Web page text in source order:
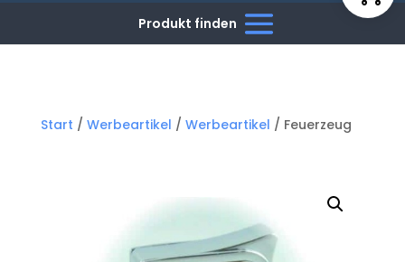
Start / Werbeartikel / Werbeartikel / Feuerzeug